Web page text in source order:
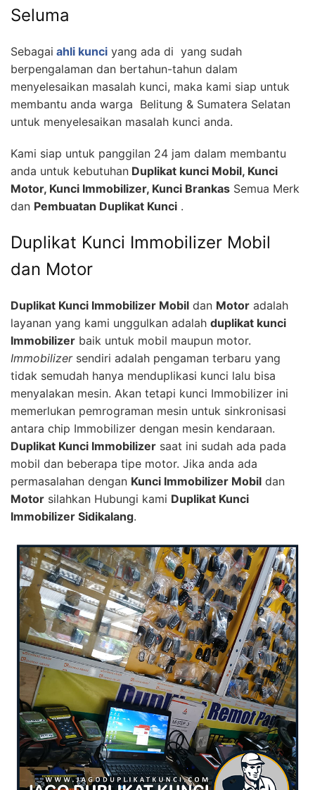
Seluma
Sebagai ahli kunci yang ada di yang sudah
berpengalaman dan bertahun-tahun dalam
menyelesaikan masalah kunci, maka kami siap untuk
membantu anda warga Belitung & Sumatera Selatan
untuk menyelesaikan masalah kunci anda.
Kami siap untuk panggilan 24 jam dalam membantu
anda untuk kebutuhan Duplikat kunci Mobil, Kunci
Motor, Kunci Immobilizer, Kunci Brankas Semua Merk
dan Pembuatan Duplikat Kunci .
Duplikat Kunci Immobilizer Mobil
dan Motor
Duplikat Kunci Immobilizer Mobil dan Motor adalah
layanan yang kami unggulkan adalah duplikat kunci
Immobilizer baik untuk mobil maupun motor.
Immobilizersendiri adalah pengaman terbaru yang
tidak semudah hanya menduplikasi kunci lalu bisa
menyalakan mesin. Akan tetapi kunci Immobilizer ini
memerlukan pemrograman mesin untuk sinkronisasi
antara chip Immobilizer dengan mesin kendaraan.
Duplikat Kunci Immobilizer saat ini sudah ada pada
mobil dan beberapa tipe motor. Jika anda ada
permasalahan dengan Kunci Immobilizer Mobil dan
Motor silahkan Hubungi kami Duplikat Kunci
Immobilizer Sidikalang.